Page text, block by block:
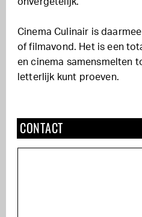
Cinema Culinair is
of filmavond. Het is een
en cinema samensmelten
letterlijk kunt proeven.
CONTACT